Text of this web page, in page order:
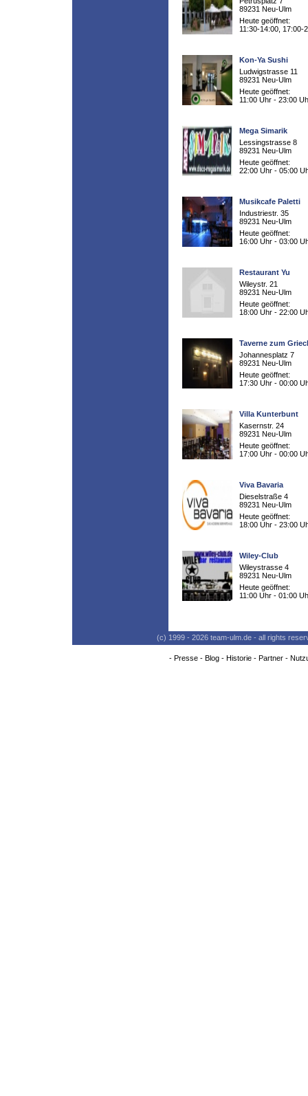
89231 Neu-Ulm
Heute geöffnet:
11:30-14:00, 17:00-
Kon-Ya Sushi
Ludwigstrasse 11
89231 Neu-Ulm
Heute geöffnet:
11:00 Uhr - 23:00
Mega Simarik
Lessingstrasse 8
89231 Neu-Ulm
Heute geöffnet:
22:00 Uhr - 05:00
Musikcafe Paletti
Industriestr. 35
89231 Neu-Ulm
Heute geöffnet:
16:00 Uhr - 03:00
Restaurant Yu
Wileystr. 21
89231 Neu-Ulm
Heute geöffnet:
18:00 Uhr - 22:00
Taverne zum
Johannesplatz 7
89231 Neu-Ulm
Heute geöffnet:
17:30 Uhr - 00:00
Villa Kunterbunt
Kasernstr. 24
89231 Neu-Ulm
Heute geöffnet:
17:00 Uhr - 00:00
Viva Bavaria
Dieselstraße 4
89231 Neu-Ulm
Heute geöffnet:
18:00 Uhr - 23:00
Wiley-Club
Wileystrasse 4
89231 Neu-Ulm
Heute geöffnet:
11:00 Uhr - 01:00
(c) 1999 - 2026 team-ulm.de - all rights
- Presse- Blog- Historie- Partner-